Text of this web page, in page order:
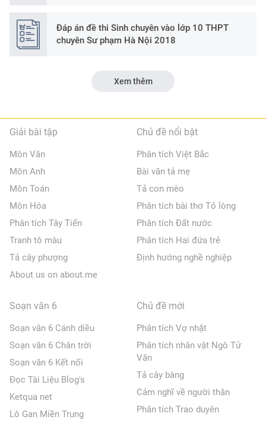
Đáp án đề thi Sinh chuyên vào lớp 10 THPT
chuyên Sư phạm Hà Nội 2018
Xem thêm
Giải bài tập
Môn Văn
Môn Anh
Môn Toán
Môn Hóa
Phân tích Tây Tiến
Tranh tô màu
Tả cây phượng
About us on about.me
Chủ đề nổi bật
Phân tích Việt Bắc
Bài văn tả mẹ
Tả con mèo
Phân tích bài thơ Tỏ lòng
Phân tích Đất nước
Phân tích Hai đứa trẻ
Định hướng nghề nghiệp
Soạn văn 6
Soạn văn 6 Cánh diều
Soạn văn 6 Chân trời
Soạn văn 6 Kết nối
Đọc Tài Liệu Blog's
Ketqua net
Lô Gan Miền Trung
Chủ đề mới
Phân tích Vợ nhặt
Phân tích nhân vật Ngô Tử
Văn
Tả cây bàng
Cảm nghĩ về người thân
Phân tích Trao duyên